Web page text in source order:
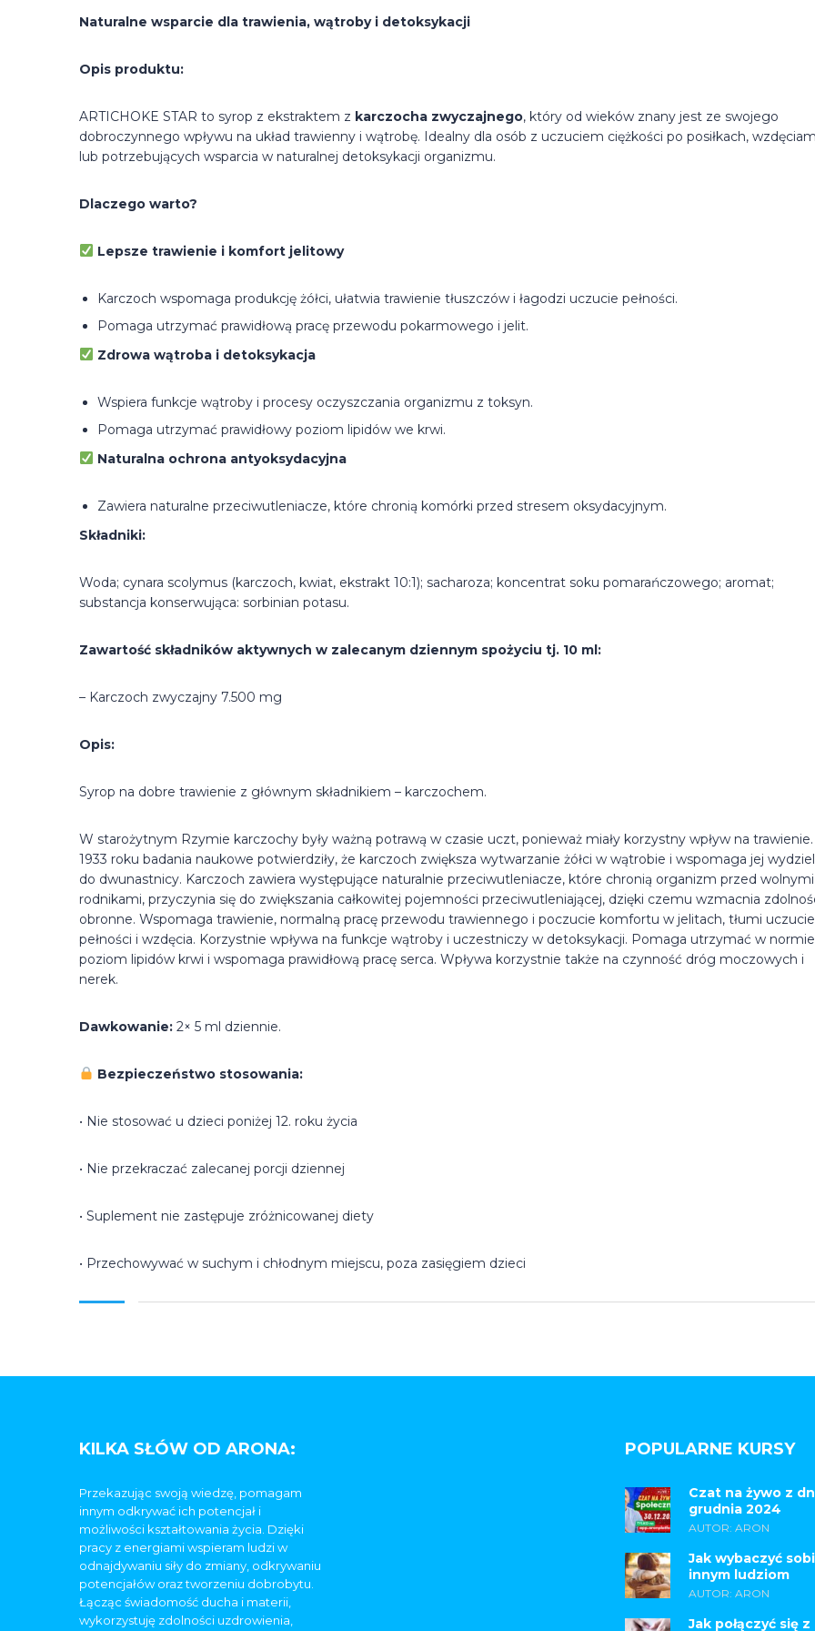
Naturalne wsparcie dla trawienia, wątroby i detoksykacji
Opis produktu:
ARTICHOKE STAR to syrop z ekstraktem z karczocha zwyczajnego, który od wieków znany jest ze swojego
dobroczynnego wpływu na układ trawienny i wątrobę. Idealny dla osób z uczuciem ciężkości po posiłkach,
lub potrzebujących wsparcia w naturalnej detoksykacji organizmu.
Dlaczego warto?
Lepsze trawienie i komfort jelitowy
Karczoch wspomaga produkcję żółci, ułatwia trawienie tłuszczów i łagodzi uczucie pełności.
Pomaga utrzymać prawidłową pracę przewodu pokarmowego i jelit.
Zdrowa wątroba i detoksykacja
Wspiera funkcje wątroby i procesy oczyszczania organizmu z toksyn.
Pomaga utrzymać prawidłowy poziom lipidów we krwi.
Naturalna ochrona antyoksydacyjna
Zawiera naturalne przeciwutleniacze, które chronią komórki przed stresem oksydacyjnym.
Składniki:
Woda; cynara scolymus (karczoch, kwiat, ekstrakt 10:1); sacharoza; koncentrat soku pomarańczowego; aromat;
substancja konserwująca: sorbinian potasu.
Zawartość składników aktywnych w zalecanym dziennym spożyciu tj. 10 ml:
– Karczoch zwyczajny 7.500 mg
Opis:
Syrop na dobre trawienie z głównym składnikiem – karczochem.
W starożytnym Rzymie karczochy były ważną potrawą w czasie uczt, ponieważ miały korzystny wpływ na
1933 roku badania naukowe potwierdziły, że karczoch zwiększa wytwarzanie żółci w wątrobie i wspomaga jej
do dwunastnicy. Karczoch zawiera występujące naturalnie przeciwutleniacze, które chronią organizm przed wolnymi
rodnikami, przyczynia się do zwiększania całkowitej pojemności przeciwutleniającej, dzięki czemu wzmacnia
obronne. Wspomaga trawienie, normalną pracę przewodu trawiennego i poczucie komfortu w jelitach, tłumi uczucie
pełności i wzdęcia. Korzystnie wpływa na funkcje wątroby i uczestniczy w detoksykacji. Pomaga utrzymać w normie
poziom lipidów krwi i wspomaga prawidłową pracę serca. Wpływa korzystnie także na czynność dróg moczowych i
nerek.
Dawkowanie: 2× 5 ml dziennie.
Bezpieczeństwo stosowania:
• Nie stosować u dzieci poniżej 12. roku życia
• Nie przekraczać zalecanej porcji dziennej
• Suplement nie zastępuje zróżnicowanej diety
• Przechowywać w suchym i chłodnym miejscu, poza zasięgiem dzieci
KILKA SŁÓW OD ARONA:
Przekazując swoją wiedzę, pomagam
innym odkrywać ich potencjał i
możliwości kształtowania życia. Dzięki
pracy z energiami wspieram ludzi w
odnajdywaniu siły do zmiany, odkrywaniu
potencjałów oraz tworzeniu dobrobytu.
Łącząc świadomość ducha i materii,
wykorzystuję zdolności uzdrowienia,
POPULARNE KURSY
Czat na żywo z
grudnia 2024
AUTOR: ARON
Jak wybaczyć
innym ludziom
AUTOR: ARON
Jak połączyć się z